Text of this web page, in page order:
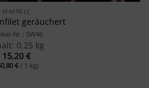
MAKRELE
geräuchert
Nr.: SW46
0.25 kg
15,20 €
€/ 1 kg)